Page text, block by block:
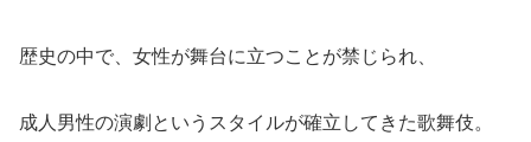
歴史の中で、女性が舞台に立つことが禁じられ、
成人男性の演劇というスタイルが確立してきた歌舞伎。